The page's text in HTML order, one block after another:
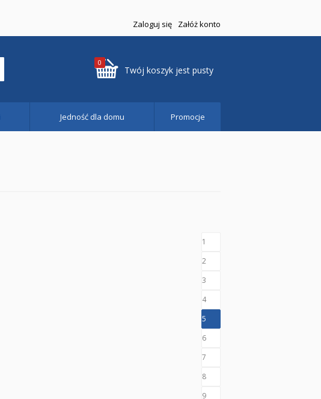
Zaloguj się Załóż konto
0
Twój koszyk jest pusty
Jedność dla domu Promocje
1
2
3
4
5
6
7
8
9